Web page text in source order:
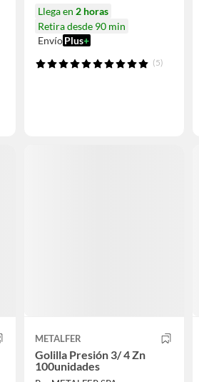
Llega en 2 horas
Retira desde 90 min
Envío Plus+
(5)
METALFER
Golilla Presión 3/ 4 Zn
100unidades